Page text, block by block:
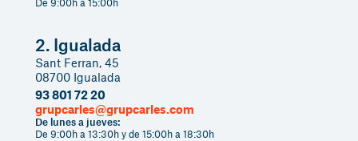
2. Igualada
Sant Ferran, 45
08700 Igualada
93 801 72 20
grupcarles@grupcarles.com
De lunes a jueves:
De 9:00h a 13:30h y de 15:00h a 18:30h